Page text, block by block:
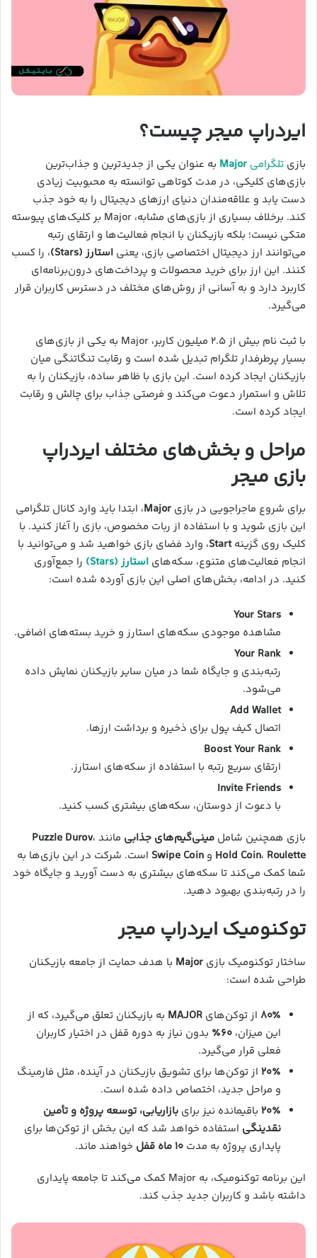
ایردراپ میجر چیست؟
بازی تلگرامی Major به عنوان یکی از جدیدترین و جذاب‌ترین
بازی‌های کلیکی، در مدت کوتاهی توانسته به محبوبیت زیادی
دست یابد و علاقه‌مندان دنیای ارزهای دیجیتال را به خود جذب
کند. برخلاف بسیاری از بازی‌های مشابه، Major بر کلیک‌های پیوسته
متکی نیست؛ بلکه بازیکنان با انجام فعالیت‌ها و ارتقای رتبه
می‌توانند ارز دیجیتال اختصاصی بازی، یعنی استارز (Stars)
، را کسب
کنند. این ارز برای خرید محصولات و پرداخت‌های درون‌برنامه‌ای
کاربرد دارد و به آسانی از روش‌های مختلف در دسترس کاربران قرار
می‌گیرد.
با ثبت نام بیش از ۲.۵ میلیون کاربر، Major به یکی از بازی‌های
بسیار پرطرفدار تلگرام تبدیل شده است و رقابت تنگاتنگی میان
بازیکنان ایجاد کرده است. این بازی با ظاهر ساده، بازیکنان را به
تلاش و استمرار دعوت می‌کند و فرصتی جذاب برای چالش و رقابت
ایجاد کرده است.
مراحل و بخش‌های مختلف ایردراپ
بازی میجر
برای شروع ماجراجویی در بازی Major، ابتدا باید وارد کانال تلگرامی
این بازی شوید و با استفاده از ربات مخصوص، بازی را آغاز کنید. با
کلیک روی گزینهStart، وارد فضای بازی خواهید شد و می‌توانید با
انجام فعالیت‌های متنوع، سکه‌های استارز (Stars)
را جمع‌آوری
کنید. در ادامه، بخش‌های اصلی این بازی آورده شده است:
Your Stars
مشاهده موجودی سکه‌های استارز و خرید بسته‌های اضافی.
Your Rank
رتبه‌بندی و جایگاه شما در میان سایر بازیکنان نمایش داده
می‌شود.
Add Wallet
اتصال کیف پول برای ذخیره و برداشت ارزها.
Boost Your Rank
ارتقای سریع رتبه با استفاده از سکه‌های استارز.
Invite Friends
با دعوت از دوستان، سکه‌های بیشتری کسب کنید.
بازی همچنین شامل مینی‌گیم‌های جذابی مانند Puzzle Durov،
Hold Coin، Roulette و Swipe Coin است. شرکت در این بازی‌ها به
شما کمک می‌کند تا سکه‌های بیشتری به دست آورید و جایگاه خود
را در رتبه‌بندی بهبود دهید.
توکنومیک ایردراپ میجر
ساختار توکنومیک بازی Major با هدف حمایت از جامعه بازیکنان
طراحی شده است:
۸۰٪ از توکن‌های MAJOR به بازیکنان تعلق می‌گیرد، که از
این میزان، ۶۰٪
بدون نیاز به دوره قفل در اختیار کاربران
فعلی قرار می‌گیرد.
۲۰٪ از توکن‌ها برای تشویق بازیکنان در آینده، مثل فارمینگ
و مراحل جدید، اختصاص داده شده است.
۲۰٪ باقیمانده نیز برای بازاریابی، توسعه پروژه و تأمین
نقدینگی استفاده خواهد شد که این بخش از توکن‌ها برای
پایداری پروژه به مدت ۱۰ ماه قفل
خواهند ماند.
این برنامه توکنومیک، به Major کمک می‌کند تا جامعه پایداری
داشته باشد و کاربران جدید جذب کند.